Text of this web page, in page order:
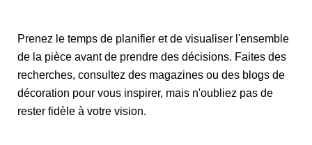
Prenez le temps de planifier et de visualiser l'ensemble
de la pièce avant de prendre des décisions. Faites des
recherches, consultez des magazines ou des blogs de
décoration pour vous inspirer, mais n'oubliez pas de
rester fidèle à votre vision.